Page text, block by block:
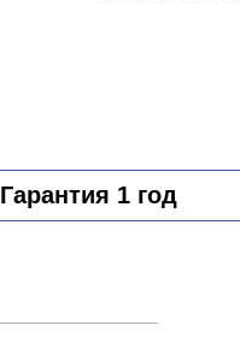
1 год